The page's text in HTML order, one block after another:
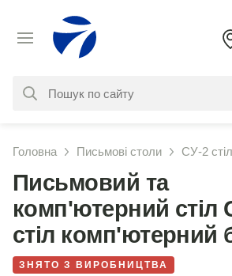
знайдено. Уточніть свій запит
Головна Письмові столи СУ-2
Письмовий та
комп'ютерний стіл
стіл комп'ютерний
ЗНЯТО З ВИРОБНИЦТВА